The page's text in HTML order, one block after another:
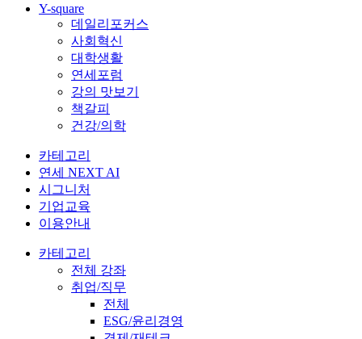
Y-square
데일리포커스
사회혁신
대학생활
연세포럼
강의 맛보기
책갈피
건강/의학
카테고리
연세 NEXT AI
시그니처
기업교육
이용안내
카테고리
전체 강좌
취업/직무
전체
ESG/윤리경영